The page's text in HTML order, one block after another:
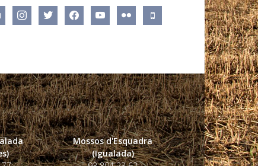
instagramtwitter facebookyoutube flickr mobile
Mossos d'Esquadra
(Igualada)